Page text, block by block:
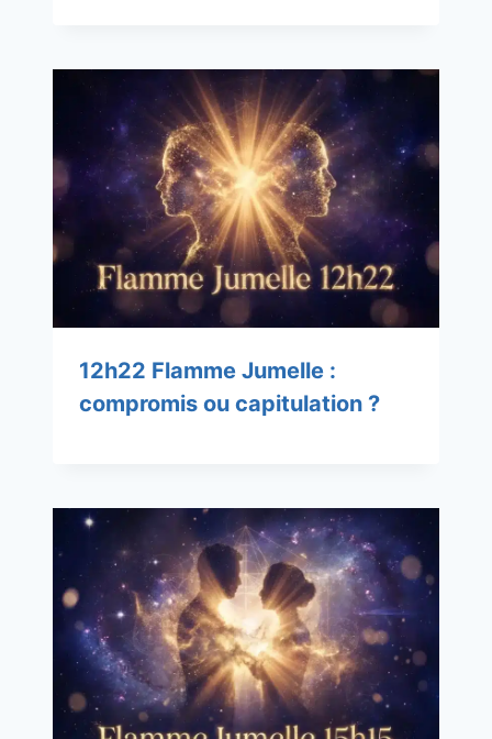
12h22 Flamme Jumelle :
compromis ou capitulation ?